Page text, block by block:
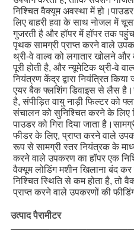
निश्चित वैक्यूम अवस्था में
लिए बाहरी हवा के साथ नोजल में
गुजरती है और हॉपर में हॉपर तक
पृथक सामग्री प्राप्त करने वाले
थ्री-वे वाल्व को लगातार खोलने
पूरी होती है, और न्यूमेटिक थ्री-वे
नियंत्रण केंद्र द्वारा नियंत्रित
एयर बैक फ्लशिंग डिवाइस से लैस
है, संपीड़ित वायु नाड़ी फिल्टर को
संचालन को सुनिश्चित करने के लिए
पाउडर को गिरा दिया जाता
फीडर के लिए, प्राप्त करने वाले
रूप से सामग्री स्तर नियंत्रक के
करने वाले उपकरण का हॉपर एक
वैक्यूम लोडिंग मशीन खिलाना बंद
निश्चित स्थिति से कम होता है, तो
प्राप्त करने वाले उपकरणों की
उत्पाद पैरामीटर